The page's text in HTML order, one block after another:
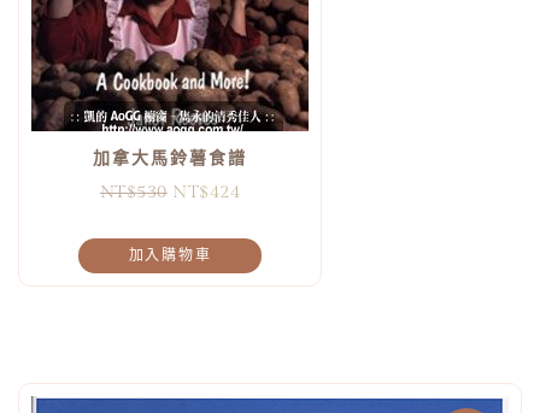
加拿大馬鈴薯食譜
NT$530 NT$424
加入購物車